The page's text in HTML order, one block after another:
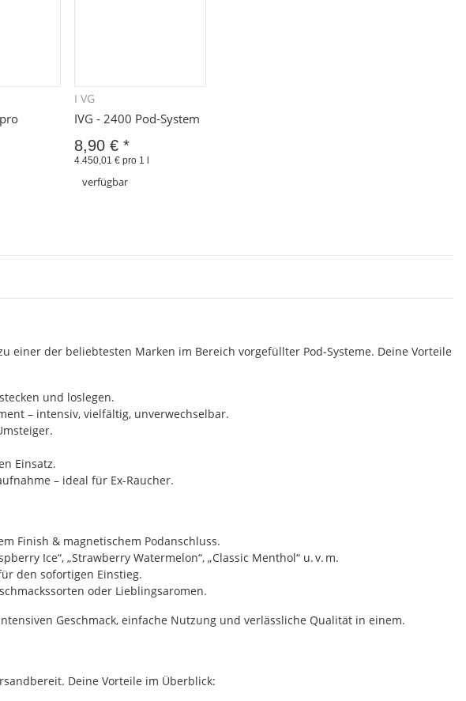
I VG
IVG - 2400 Pod-System
8,90 €*
4.450,01 € pro 1 l
verfügbar
einer der beliebtesten Marken im Bereich vorgefüllter Pod-Systeme. Deine Vorteile
und loslegen.
– intensiv, vielfältig, unverwechselbar.
Einsatz.
– ideal für Ex-Raucher.
Finish & magnetischem Podanschluss.
Ice“, „Strawberry Watermelon“, „Classic Menthol“ u. v. m.
den sofortigen Einstieg.
oder Lieblingsaromen.
Geschmack, einfache Nutzung und verlässliche Qualität in einem.
Deine Vorteile im Überblick: